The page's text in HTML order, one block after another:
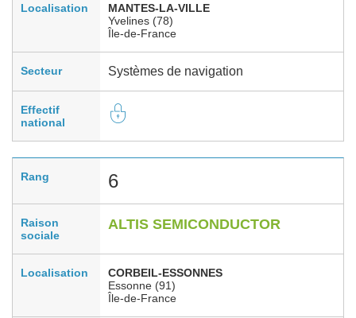
Localisation
MANTES-LA-VILLE
Yvelines (78)
Île-de-France
Secteur Systèmes de navigation
Effectif
national
Rang 6
Raison
sociale
ALTIS SEMICONDUCTOR
Localisation
CORBEIL-ESSONNES
Essonne (91)
Île-de-France